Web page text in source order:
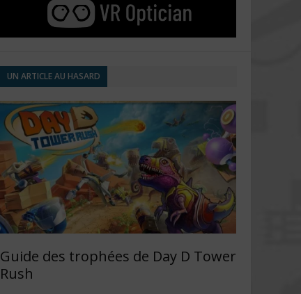
UN ARTICLE AU HASARD
Guide des trophées de Day D Tower
Rush